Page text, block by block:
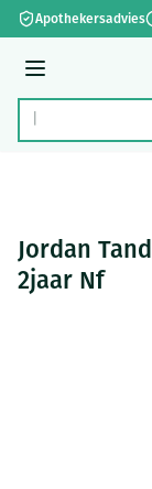
Ga naar de inhoud
Apothekersadvies
Menu
Product, merk,
Jordan
2jaar Nf